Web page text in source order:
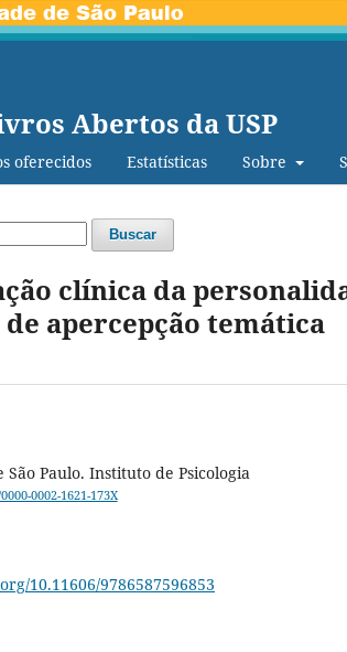
Abertos da USP
oferecidos Estatísticas Sobre
Buscar
clínica da
apercepção temática
Paulo. Instituto de Psicologia
0002-1621-173X
10.11606/9786587596853